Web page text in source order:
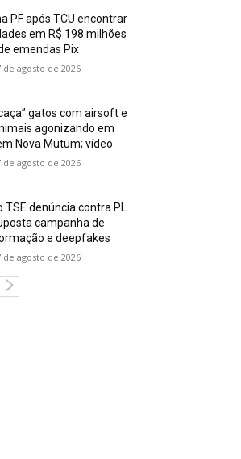
PF após TCU encontrar
em R$ 198 milhões
emendas Pix
de agosto de 2026
gatos com airsoft e
agonizando em
Nova Mutum; vídeo
de agosto de 2026
TSE denúncia contra PL
campanha de
e deepfakes
de agosto de 2026